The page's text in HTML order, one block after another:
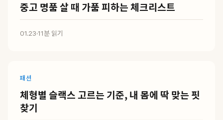
중고 명품 살 때 가품 피하는 체크리스트
01.23·11분 읽기
패션
체형별 슬랙스 고르는 기준, 내 몸에 딱 맞는 핏
찾기